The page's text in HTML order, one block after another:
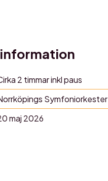
2 timmar inkl paus
Symfoniorkester
maj 2026